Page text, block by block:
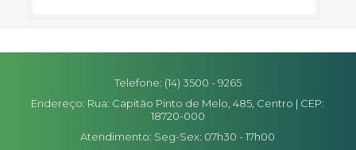
Telefone: (14) 3500 - 9265
Endereço: Rua: Capitão Pinto de Melo, 485, Centro | CEP:
18720-000
Atendimento: Seg-Sex: 07h30 - 17h00